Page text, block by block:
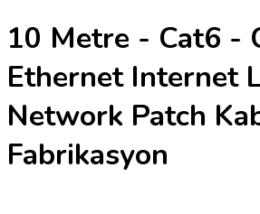
10 Metre - Cat6 -
Ethernet Internet
Network Patch
Fabrikasyon